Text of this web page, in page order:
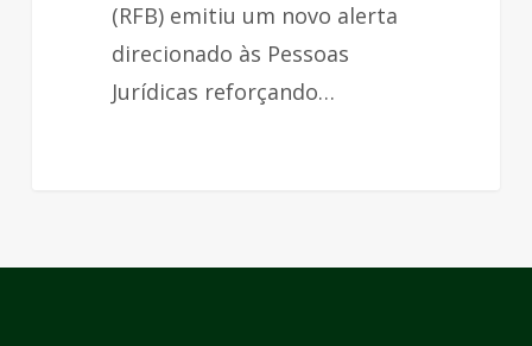
(RFB) emitiu um novo alerta
direcionado às Pessoas
Jurídicas reforçando…